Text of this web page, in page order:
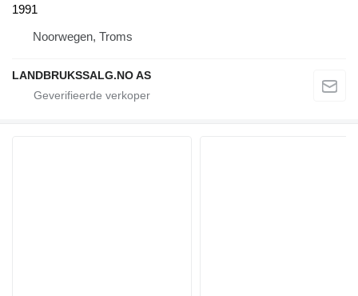
1991
Noorwegen, Troms
LANDBRUKSSALG.NO AS